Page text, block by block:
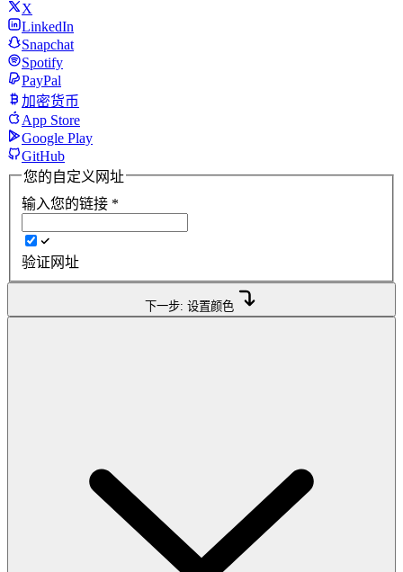
X
LinkedIn
Snapchat
Spotify
PayPal
加密货币
App Store
Google Play
GitHub
您的自定义网址
输入您的链接 *
验证网址
下一步: 设置颜色